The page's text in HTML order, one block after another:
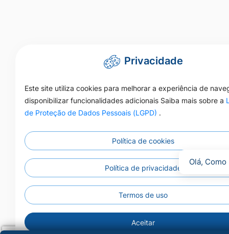
Privacidade
Este site utiliza cookies para melhorar a experiência de
disponibilizar funcionalidades adicionais Saiba mais sobre a
de Proteção de Dados Pessoais (LGPD) .
Política de cookies
Política de privacidade
Termos de uso
Aceitar
Olá,